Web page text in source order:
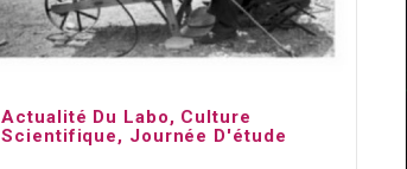
Actualité Du Labo, Culture
Scientifique, Journée D'étude